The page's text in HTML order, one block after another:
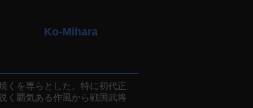
Ko-Mihara
くを専らとした。特に初代正
く覇気ある作風から戦国武将